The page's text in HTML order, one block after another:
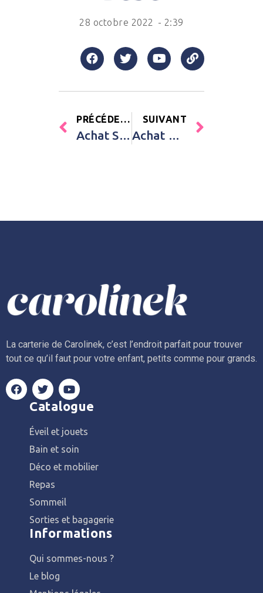
28 octobre 2022 - 2:39
PRÉCÉDENT
Achat Sac banane Hippipos l’hippopotame Les Déglingos Bleu Bébé
SUIVANT
Achat Doudou plat Petit pas lapinou gris Kaloo Gris Bébé
La carterie de Carolinek, c’est l’endroit parfait pour trouver
tout ce qu’il faut pour votre enfant, petits comme pour grands.
Catalogue
Éveil et jouets
Bain et soin
Déco et mobilier
Repas
Sommeil
Sorties et bagagerie
Informations
Qui sommes-nous ?
Le blog